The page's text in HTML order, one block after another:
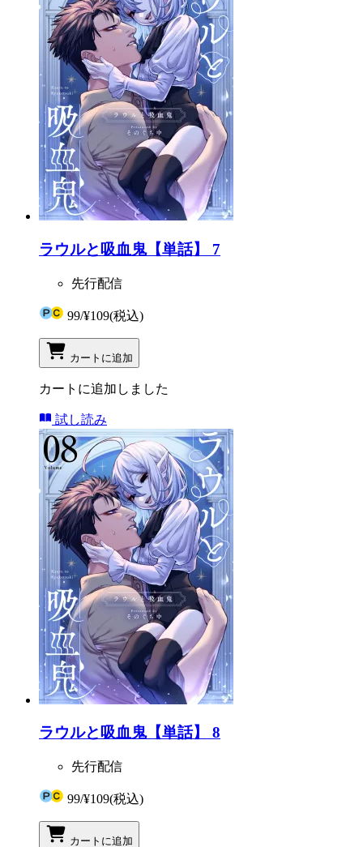
ラウルと吸血鬼【単話】 7
先行配信
99/¥109(税込)
カートに追加
カートに追加しました
試し読み
ラウルと吸血鬼【単話】 8
先行配信
99/¥109(税込)
カートに追加